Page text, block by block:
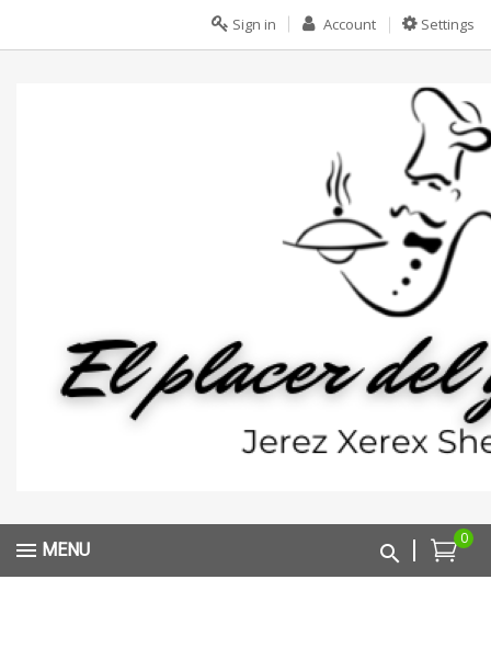
Settings
Account
Sign in
0
MENU